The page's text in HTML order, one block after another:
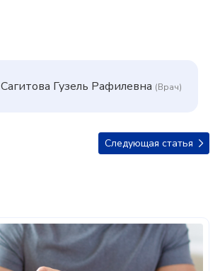
Сагитова Гузель Рафилевна (Врач)
Следующая статья